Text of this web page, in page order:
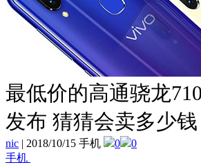
最低价的高通骁龙
发布 猜猜会卖多少钱
nic | 2018/10/15 手机 0
0
手机